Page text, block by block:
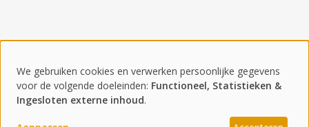
© 2025 Goudberg Terschelling
Voorwaarden
Facebook
Gebruik
van
We gebruiken cookies en verwerken persoonlijke gegevens
voor de volgende doeleinden: Functioneel, Statistieken &
Ingesloten externe inhoud.